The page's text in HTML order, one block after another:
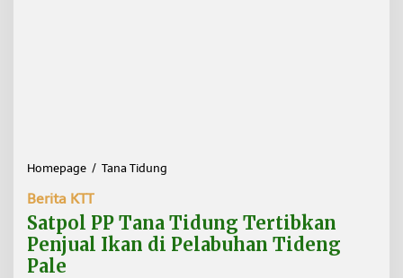
Homepage / Tana Tidung
p
o
Berita KTT
Satpol PP Tana Tidung Tertibkan
Penjual Ikan di Pelabuhan Tideng
Pale